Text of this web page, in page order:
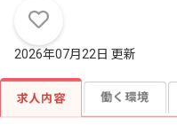
2026年07月22日 更新
求人内容 働く環境